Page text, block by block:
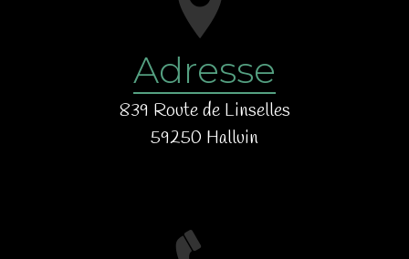
Adresse
839 Route de Linselles
59250 Halluin